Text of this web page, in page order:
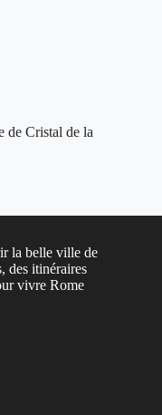
de Cristal de la
la belle ville de
des itinéraires
vivre Rome